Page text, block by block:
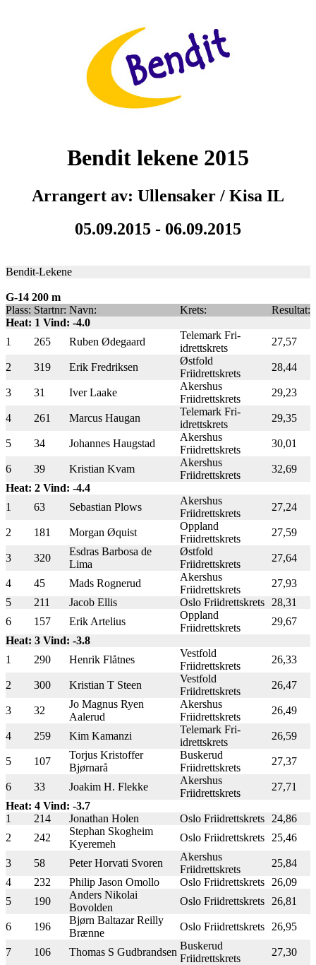
Bendit lekene 2015
Arrangert av: Ullensaker / Kisa IL
05.09.2015 - 06.09.2015
Bendit-Lekene
G-14 200 m
Plass: Startnr: Navn: Krets:
Resultat:
Heat: 1 Vind: -4.0
1
265 Ruben Ødegaard
Telemark Fri-
idrettskrets
27,57
2 319 Erik Fredriksen
Østfold
Friidrettskrets
28,44
3 31 Iver Laake
Akershus
Friidrettskrets
29,23
4 261 Marcus Haugan
Telemark Fri-
idrettskrets
29,35
5 34 Johannes Haugstad
Akershus
Friidrettskrets
30,01
6 39 Kristian Kvam
Akershus
Friidrettskrets
32,69
Heat: 2 Vind: -4.4
1
63 Sebastian Plows
Akershus
Friidrettskrets
27,24
2 181 Morgan Øquist
Oppland
Friidrettskrets
27,59
3 320
Esdras Barbosa de
Lima
Østfold
Friidrettskrets
27,64
4 45 Mads Rognerud
Akershus
Friidrettskrets
27,93
5
211 Jacob Ellis Oslo Friidrettskrets
28,31
6
157 Erik Artelius
Oppland
Friidrettskrets
29,67
Heat: 3 Vind: -3.8
1
290 Henrik Flåtnes
Vestfold
Friidrettskrets
26,33
2 300 Kristian T Steen
Vestfold
Friidrettskrets
26,47
3 32
Jo Magnus Ryen
Aalerud
Akershus
Friidrettskrets
26,49
4 259 Kim Kamanzi
Telemark Fri-
idrettskrets
26,59
5 107
Torjus Kristoffer
Bjørnarå
Buskerud
Friidrettskrets
27,37
6 33 Joakim H. Flekke
Akershus
Friidrettskrets
27,71
Heat: 4 Vind: -3.7
1
214 Jonathan Holen Oslo Friidrettskrets
24,86
2
242
Stephan Skogheim
Kyeremeh
Oslo Friidrettskrets 25,46
3 58 Peter Horvati Svoren
Akershus
Friidrettskrets
25,84
4
232 Philip Jason Omollo Oslo Friidrettskrets
26,09
5
190
Anders Nikolai
Bovolden
Oslo Friidrettskrets 26,81
6 196
Bjørn Baltazar Reilly
Brænne
Oslo Friidrettskrets 26,95
7 106 Thomas S Gudbrandsen
Buskerud
Friidrettskrets
27,30